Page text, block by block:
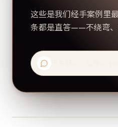
这些是我们经手案例里
条都是直答——不绕弯、